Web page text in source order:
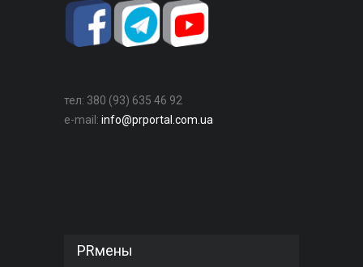
тел: 380 (93) 635 46 92
e-mail: info@prportal.com.ua
PRмены